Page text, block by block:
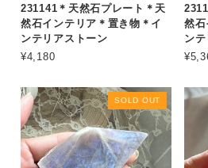
231141＊天然石プレート＊天
然石インテリア＊置き物＊イ
ンテリアストーン
¥4,180
然石
ン
SOLD OUT